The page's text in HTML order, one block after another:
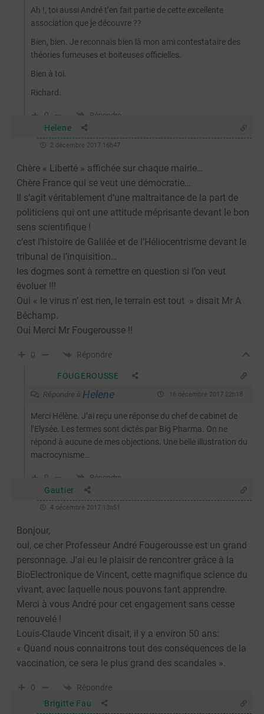
Ah !, toi aussi André t’en fait partie de cette excellente
association que je découvre ??
Bien, bien. Je reconnais bien là mon ami contestataire des
théories fumeuses et boiteuses officielles.
Bien à toi.
Richard.
0 Répondre
Helene
2 décembre 2017 16h47
Chère « Liberté » affichée sur chaque mairie…
Chère France qui se veut une démocratie…
Il s’agit véritablement d’une maltraitance de la part de
politiciens qui ont une attitude méprisante devant le bon
sens scientifique !
c’est l’histoire de Galilée et de l’Héliocentrisme devant le
tribunal de l’inquisition…
les dogmes sont à remettre en question si l’on veut
évoluer !!!
Oui « le virus n’ est rien, le terrain est tout » disait Mr A
Béchamp.
Oui Merci Mr Fougerousse !!
0 Répondre
FOUGEROUSSE
Répondre à Helene 16 décembre 2017 22h18
Merci Hélène. J’ai reçu une réponse du chef de cabinet de
l’Elysée. Les termes sont dictés par Big Pharma. On ne
répond à aucune de mes objections. Une belle illustration du
macrocynisme…
0 Répondre
Gautier
4 décembre 2017 13h51
Bonjour,
oui, ce cher Professeur André Fougerousse est un grand
personnage. J’ai eu le plaisir de rencontrer grâce à la
BioElectronique de Vincent, cette magnifique science du
vivant, avec laquelle nous pouvons tant apprendre.
Merci à vous André pour cet engagement sans cesse
renouvelé !
Louis-Claude Vincent disait, il y a environ 50 ans:
« Quand nous connaitrons tout des conséquences de la
vaccination, ce sera le plus grand des scandales ».
0
Répondre
Brigitte Fau